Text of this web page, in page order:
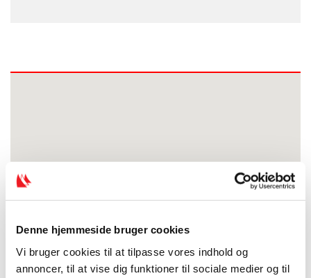
Denne hjemmeside bruger cookies
Vi bruger cookies til at tilpasse vores indhold og
annoncer, til at vise dig funktioner til sociale medier og til